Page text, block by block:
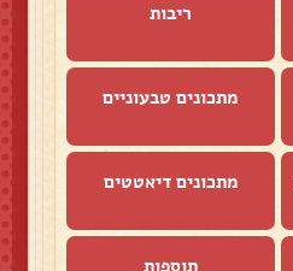
ריבות
מתכונים טבעוניים
מתכונים דיאטטים